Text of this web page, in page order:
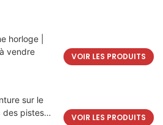
horloge |
vendre
VOIR LES PRODUITS
sur le
des pistes
VOIR LES PRODUITS